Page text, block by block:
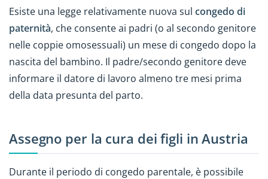
Esiste una legge relativamente nuova sul congedo di
paternità, che consente ai padri (o al secondo genitore
nelle coppie omosessuali) un mese di congedo dopo la
nascita del bambino. Il padre/secondo genitore deve
informare il datore di lavoro almeno tre mesi prima
della data presunta del parto.
Assegno per la cura dei figli in Austria
Durante il periodo di congedo parentale, è possibile